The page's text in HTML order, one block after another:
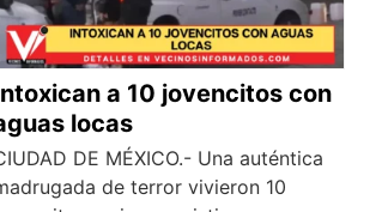
a 10 jovencitos con
locas
DE MÉXICO.- Una auténtica
de terror vivieron 10